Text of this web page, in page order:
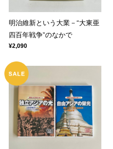
明治維新という大業－“大東亜
四百年戦争”のなかで
¥2,090